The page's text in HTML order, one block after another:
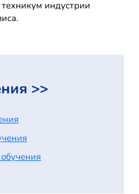
индустрии
>>